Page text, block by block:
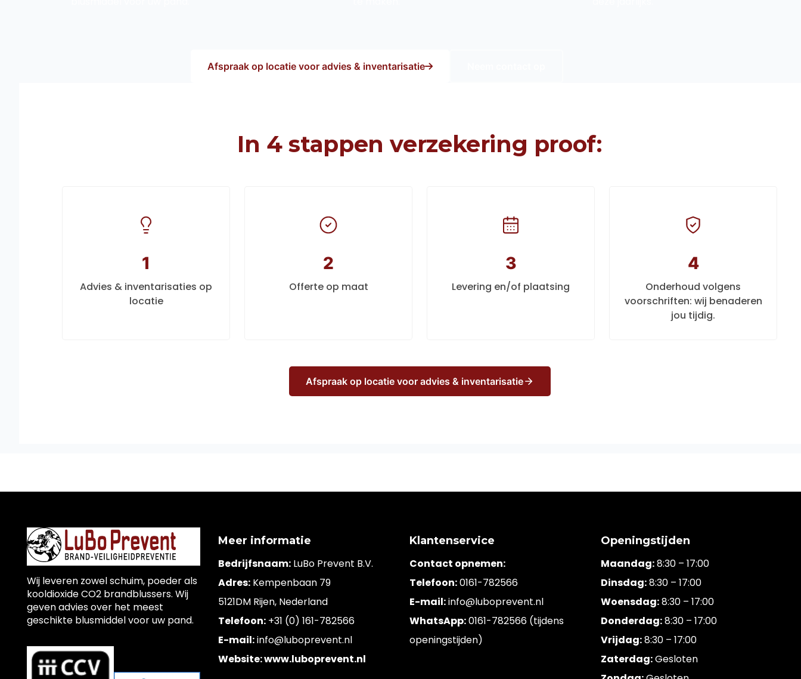
Afspraak op locatie voor advies & inventarisatie
In 4 stappen verzekering proof:
1
Advies & inventarisaties op
locatie
2
Offerte op maat
3
Levering en/of plaatsing
4
Onderhoud volgens
voorschriften: wij benaderen
jou tijdig.
Afspraak op locatie voor advies & inventarisatie
Wij leveren zowel schuim, poeder als
kooldioxide CO2 brandblussers. Wij
geven advies over het meest
geschikte blusmiddel voor uw pand.
Meer informatie
Bedrijfsnaam: LuBo Prevent B.V.
Adres: Kempenbaan 79
5121DM Rijen, Nederland
Telefoon: +31 (0) 161-782566
E-mail:info@luboprevent.nl
Website: www.luboprevent.nl
Klantenservice
Contact opnemen:
Telefoon:0161-782566
E-mail:info@luboprevent.nl
WhatsApp:0161-782566 (tijdens
openingstijden)
Openingstijden
Maandag:8:30 – 17:00
Dinsdag:8:30 – 17:00
Woensdag:8:30 – 17:00
Donderdag:8:30 – 17:00
Vrijdag:8:30 – 17:00
Zaterdag:Gesloten